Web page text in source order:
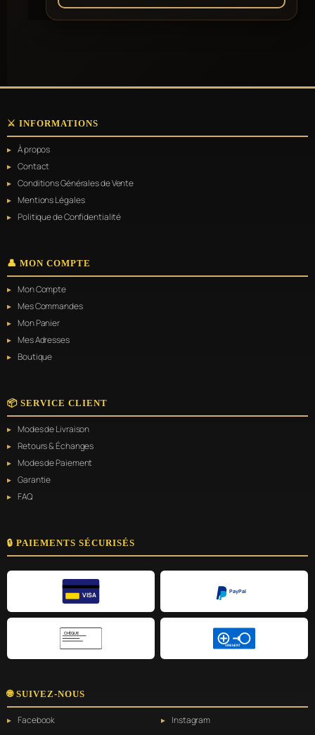
⚔️ INFORMATIONS
À propos
Contact
Conditions Générales de Vente
Mentions Légales
Politique de Confidentialité
👤 MON COMPTE
Mon Compte
Mes Commandes
Mon Panier
Mes Adresses
Boutique
📦 SERVICE CLIENT
Modes de Livraison
Retours & Échanges
Modes de Paiement
Garantie
FAQ
🔒 PAIEMENTS SÉCURISÉS
VISA
PayPal
CHÈQUE
VIREMENT
🌐 SUIVEZ-NOUS
Facebook Instagram